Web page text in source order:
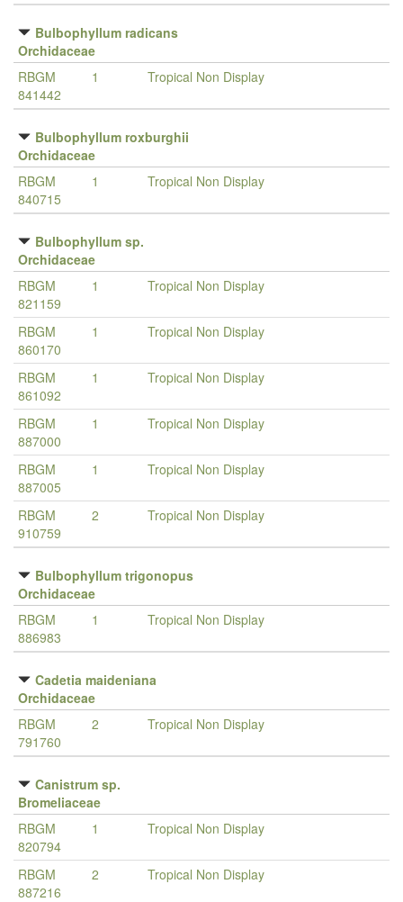
Bulbophyllum radicans
Orchidaceae
RBGM
841442
1 Tropical Non Display
Bulbophyllum roxburghii
Orchidaceae
RBGM
840715
1 Tropical Non Display
Bulbophyllum sp.
Orchidaceae
RBGM
821159
1 Tropical Non Display
RBGM
860170
1 Tropical Non Display
RBGM
861092
1 Tropical Non Display
RBGM
887000
1 Tropical Non Display
RBGM
887005
1 Tropical Non Display
RBGM
910759
2 Tropical Non Display
Bulbophyllum trigonopus
Orchidaceae
RBGM
886983
1 Tropical Non Display
Cadetia maideniana
Orchidaceae
RBGM
791760
2 Tropical Non Display
Canistrum sp.
Bromeliaceae
RBGM
820794
1 Tropical Non Display
RBGM
887216
2 Tropical Non Display